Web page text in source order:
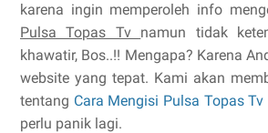
karena ingin memperoleh info
Pulsa Topas Tv namun tidak
khawatir, Bos..!! Mengapa? Karena
website yang tepat. Kami akan
tentang Cara Mengisi Pulsa Topas Tv
perlu panik lagi.